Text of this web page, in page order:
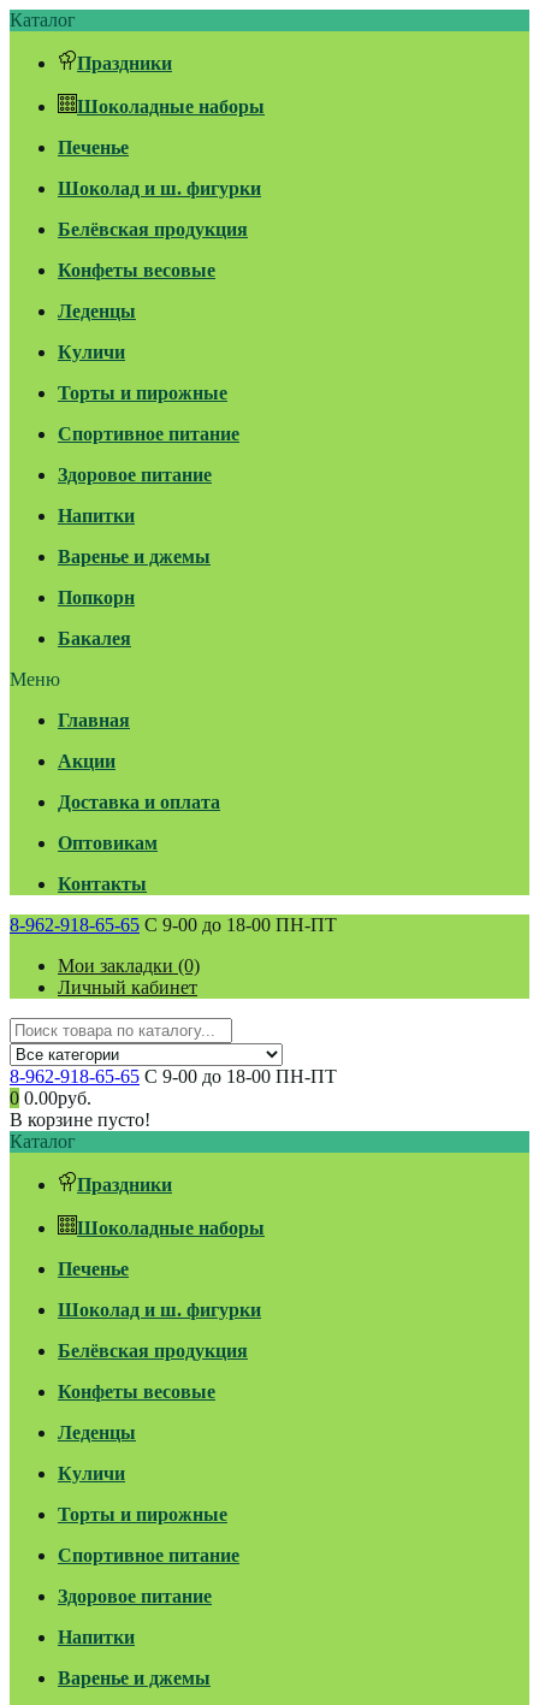
Каталог
Праздники
Шоколадные наборы
Печенье
Шоколад и ш. фигурки
Белёвская продукция
Конфеты весовые
Леденцы
Куличи
Торты и пирожные
Спортивное питание
Здоровое питание
Напитки
Варенье и джемы
Попкорн
Бакалея
Меню
Главная
Акции
Доставка и оплата
Оптовикам
Контакты
8-962-918-65-65 С 9-00 до 18-00 ПН-ПТ
Мои закладки (0)
Личный кабинет
8-962-918-65-65 С 9-00 до 18-00 ПН-ПТ
0 0.00руб.
В корзине пусто!
Каталог
Праздники
Шоколадные наборы
Печенье
Шоколад и ш. фигурки
Белёвская продукция
Конфеты весовые
Леденцы
Куличи
Торты и пирожные
Спортивное питание
Здоровое питание
Напитки
Варенье и джемы